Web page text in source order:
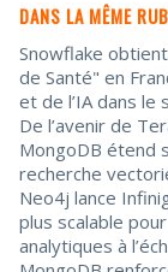
DANS LA MÊME
Snowflake
de Santé" en
et de l’IA dans le
De l’avenir de
MongoDB étend
recherche
Neo4j lance
plus scalable
analytiques à